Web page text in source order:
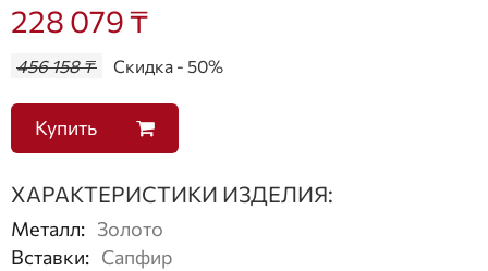
228 079 ₸
456 158 ₸ Скидка - 50%
Купить
ХАРАКТЕРИСТИКИ ИЗДЕЛИЯ:
Металл: Золото
Вставки: Сапфир